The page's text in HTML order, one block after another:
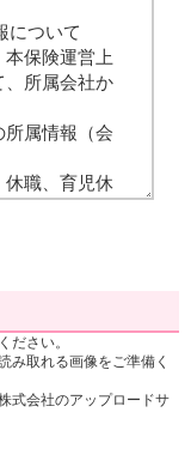
・氏名・生
に記載・提
ていただきま
くことがあ
要な範囲で
療等の機微
53条の10の
用いたしま
について
保険運営上
、所属会社か
属情報（会
休職、育児休
を、保険引
法人の取り扱
アンケート
は登録を行
ださい。
み取れる画像をご準備く
式会社のアップロードサ